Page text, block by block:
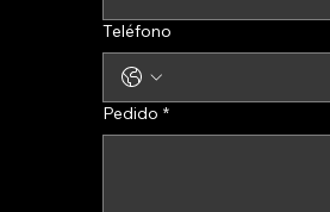
Teléfono
Pedido *